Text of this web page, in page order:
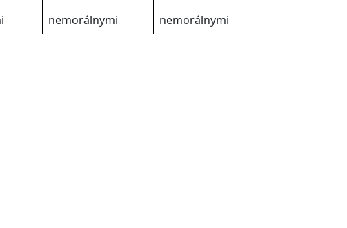
nemorálnymi nemorálnymi